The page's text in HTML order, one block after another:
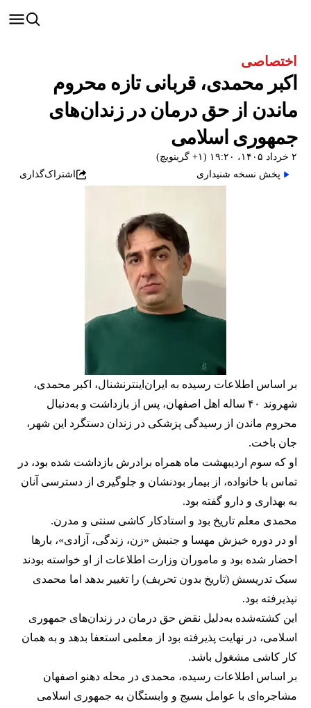
اختصاصی
اکبر محمدی، قربانی تازه محروم
ماندن از حق درمان در زندان‌های
جمهوری اسلامی
۲ خرداد ۱۴۰۵، ۱۹:۲۰ (‎+۱ گرینویچ)
پخش نسخه شنیداری
اشتراک‌گذاری
بر اساس اطلاعات رسیده به ایران‌اینترنشنال، اکبر محمدی،
شهروند ۴۰ ساله اهل اصفهان، پس از بازداشت و به‌دنبال
محروم ماندن از رسیدگی پزشکی در زندان دستگرد این شهر،
جان باخت.
او که سوم اردیبهشت ماه همراه برادرش بازداشت شده بود، در
تماس با خانواده، از بیمار بودنشان و جلوگیری از دسترسی آنان
به بهداری و دارو گفته بود.
محمدی معلم تاریخ بود و استادکار کاشی سنتی و مدرن.
او در دوره خیزش مهسا و جنبش «زن، زندگی، آزادی»، بارها
احضار شده بود و ماموران وزارت اطلاعات از او خواسته بودند
سبک تدریسش (تاریخ بدون تحریف) را تغییر بدهد اما محمدی
نپذیرفته بود.
این کشته‌شده به‌دلیل نقض حق درمان در زندان‌های جمهوری
اسلامی، در نهایت پذیرفته بود از معلمی استعفا بدهد و به همان
کار کاشی مشغول باشد.
بر اساس اطلاعات رسیده، محمدی در محله دهنو اصفهان
مشاجره‌ای با عوامل بسیج و وابستگان به جمهوری اسلامی